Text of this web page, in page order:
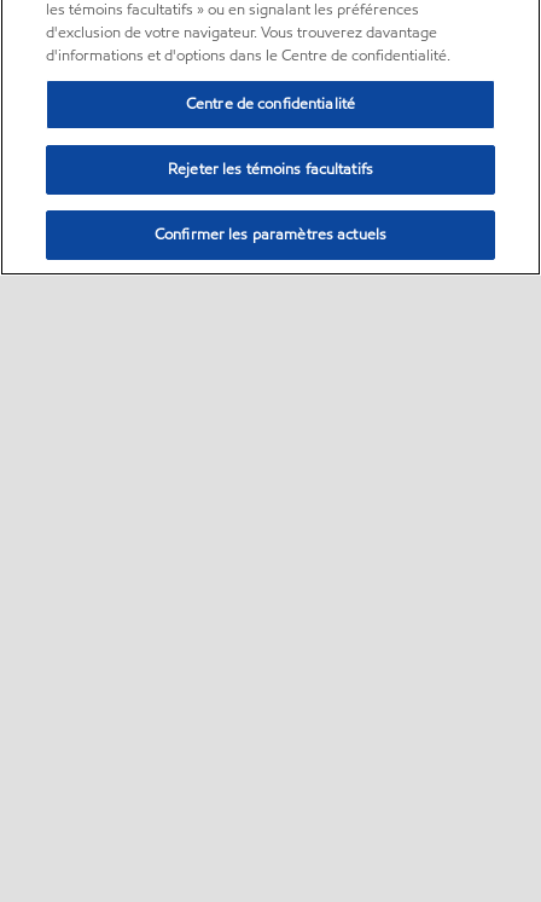
les témoins facultatifs » ou en signalant les préférences
d'exclusion de votre navigateur. Vous trouverez davantage
d'informations et d'options dans le Centre de confidentialité.
Centre de confidentialité
Rejeter les témoins facultatifs
Confirmer les paramètres actuels